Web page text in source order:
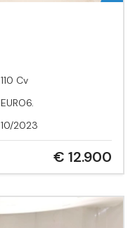
110 Cv
EURO6.
10/2023
€ 12.900